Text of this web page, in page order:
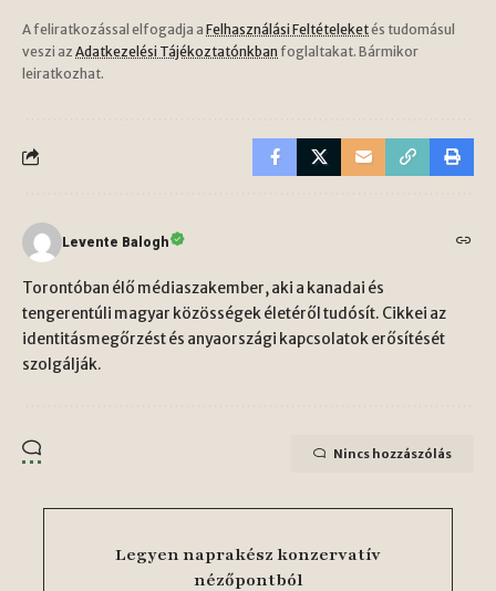
A feliratkozással elfogadja a Felhasználási Feltételeketés tudomásul
veszi az Adatkezelési Tájékoztatónkban foglaltakat. Bármikor
leiratkozhat.
Levente Balogh
Torontóban élő médiaszakember, aki a kanadai és
tengerentúli magyar közösségek életéről tudósít. Cikkei az
identitásmegőrzést és anyaországi kapcsolatok erősítését
szolgálják.
Nincs hozzászólás
Legyen naprakész konzervatív
nézőpontból